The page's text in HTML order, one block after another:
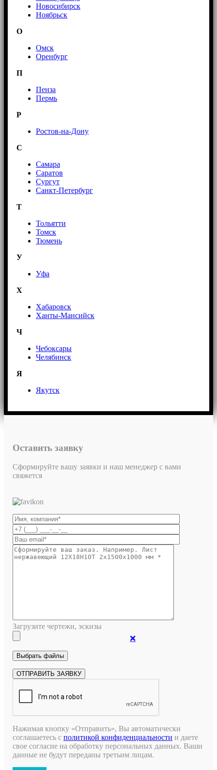
Новосибирск
Ноябрьск
О
Омск
Оренбург
П
Пенза
Пермь
Р
Ростов-на-Дону
С
Самара
Саратов
Сургут
Санкт-Петербург
Т
Тольятти
Томск
Тюмень
У
Уфа
Х
Хабаровск
Ханты-Мансийск
Ч
Чебоксары
Челябинск
Я
Якутск
Оставить заявку
Сформируйте вашу заявки и наш менеджер с вами
свяжется
Загрузите чертежи, эскизы
❌
Нажимая кнопку «Отправить», Вы автоматически
соглашаетесь с политикой конфиденциальности и даете
свое согласие на обработку персональных данных. Ваши
данные не будут переданы третьим лицам.